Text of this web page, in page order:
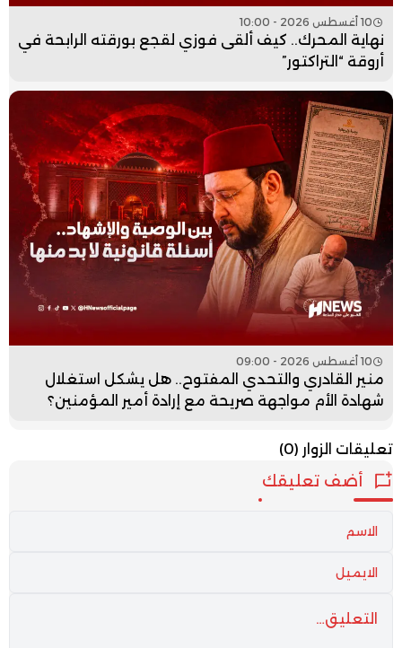
10 أغسطس 2026 - 10:00
نهاية المحرك.. كيف ألقى فوزي لقجع بورقته الرابحة في
أروقة “التراكتور”
10 أغسطس 2026 - 09:00
منير القادري والتحدي المفتوح.. هل يشكل استغلال
شهادة الأم مواجهة صريحة مع إرادة أمير المؤمنين؟
تعليقات الزوار (0)
أضف تعليقك